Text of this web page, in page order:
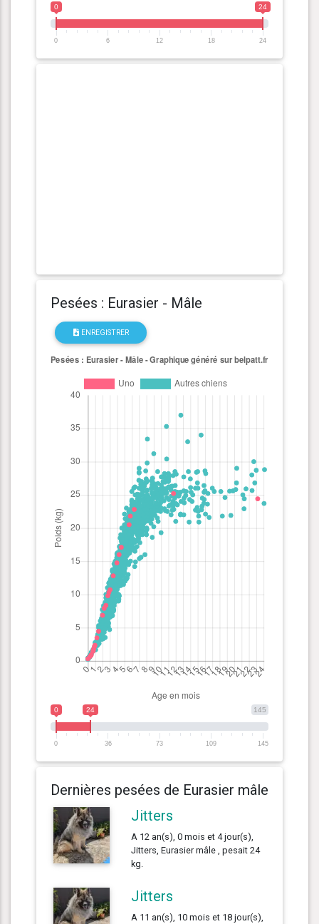
0 24
0 6 12 18 24
Pesées : Eurasier - Mâle
ENREGISTRER
145
0 24
0 36 73 109 145
Dernières pesées de Eurasier mâle
Jitters
A 12 an(s), 0 mois et 4 jour(s),
Jitters, Eurasier mâle , pesait 24
kg.
Jitters
A 11 an(s), 10 mois et 18 jour(s),